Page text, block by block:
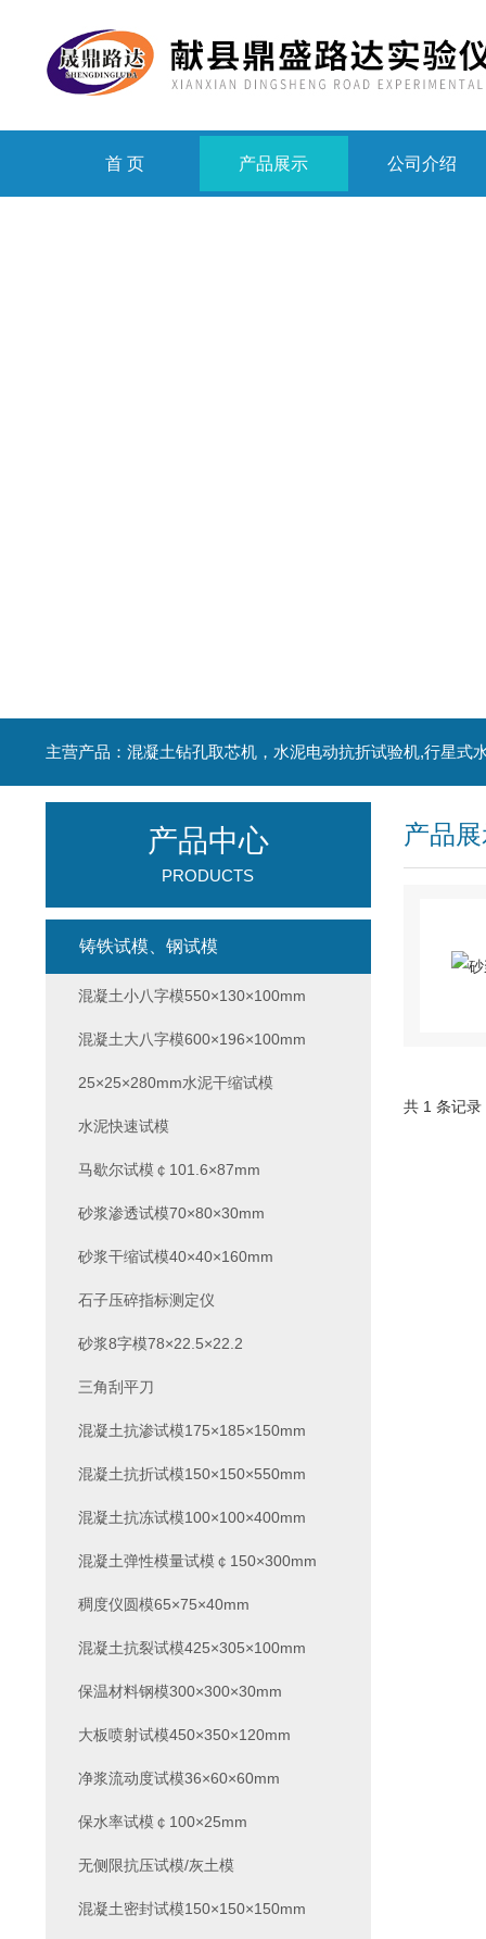
首 页 产品展示 公司介绍
产品
共 1 条记
产品中心
PRODUCTS
铸铁试模、钢试模
混凝土小八字模550×130×100mm
混凝土大八字模600×196×100mm
25×25×280mm水泥干缩试模
水泥快速试模
马歇尔试模￠101.6×87mm
砂浆渗透试模70×80×30mm
砂浆干缩试模40×40×160mm
石子压碎指标测定仪
砂浆8字模78×22.5×22.2
三角刮平刀
混凝土抗渗试模175×185×150mm
混凝土抗折试模150×150×550mm
混凝土抗冻试模100×100×400mm
混凝土弹性模量试模￠150×300mm
稠度仪圆模65×75×40mm
混凝土抗裂试模425×305×100mm
保温材料钢模300×300×30mm
大板喷射试模450×350×120mm
净浆流动度试模36×60×60mm
保水率试模￠100×25mm
无侧限抗压试模/灰土模
混凝土密封试模150×150×150mm